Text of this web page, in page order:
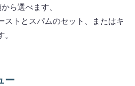
ら選べます、
ストとスパムのセット、またはキ
ー